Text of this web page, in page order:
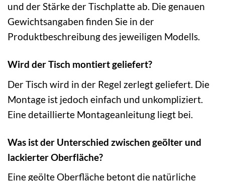
und der Stärke der Tischplatte ab. Die genauen
Gewichtsangaben finden Sie in der
Produktbeschreibung des jeweiligen Modells.
Wird der Tisch montiert geliefert?
Der Tisch wird in der Regel zerlegt geliefert. Die
Montage ist jedoch einfach und unkompliziert.
Eine detaillierte Montageanleitung liegt bei.
Was ist der Unterschied zwischen geölter und
lackierter Oberfläche?
Eine geölte Oberfläche betont die natürliche